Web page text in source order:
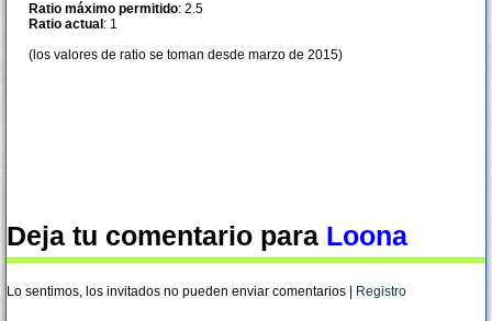
Ratio máximo permitido: 2.5
Ratio actual : 1
(los valores de ratio se toman desde marzo de 2015)
Deja tu comentario para Loona
Lo sentimos, los invitados no pueden enviar comentarios | Registro